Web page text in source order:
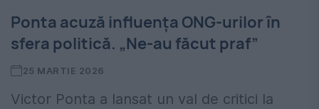
Ponta acuză influența ONG-urilor în
sfera politică. „Ne-au făcut praf”
25 MARTIE 2026
Victor Ponta a lansat un val de critici la